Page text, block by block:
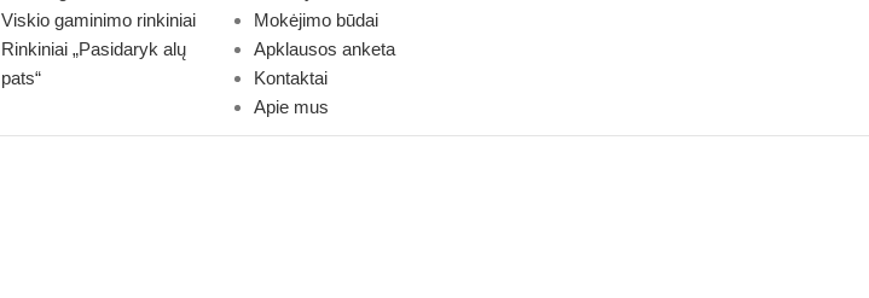
Viskio gaminimo rinkiniai
Rinkiniai „Pasidaryk alų
pats“
Mokėjimo būdai
Apklausos anketa
Kontaktai
Apie mus